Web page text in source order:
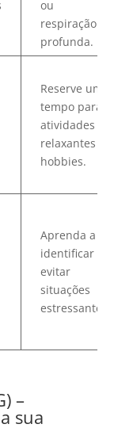
ou
respiração
profunda.
Reserve um
tempo para
atividades
relaxantes e
hobbies.
Aprenda a
identificar e
evitar
situações
estressantes.
–
sua